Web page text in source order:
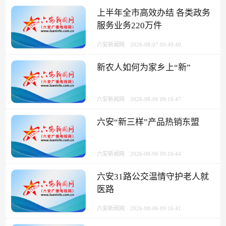
上半年全市高效办结 各类政务
服务业务220万件
六安新闻网 2026-08-07 09:49:49
新农人如何为家乡上“新”
六安新闻网 2026-08-06 09:16:47
六安“新三样”产品热销东盟
六安新闻网 2026-08-06 09:16:44
六安31路公交温情守护老人就
医路
六安新闻网 2026-08-06 09:16:41